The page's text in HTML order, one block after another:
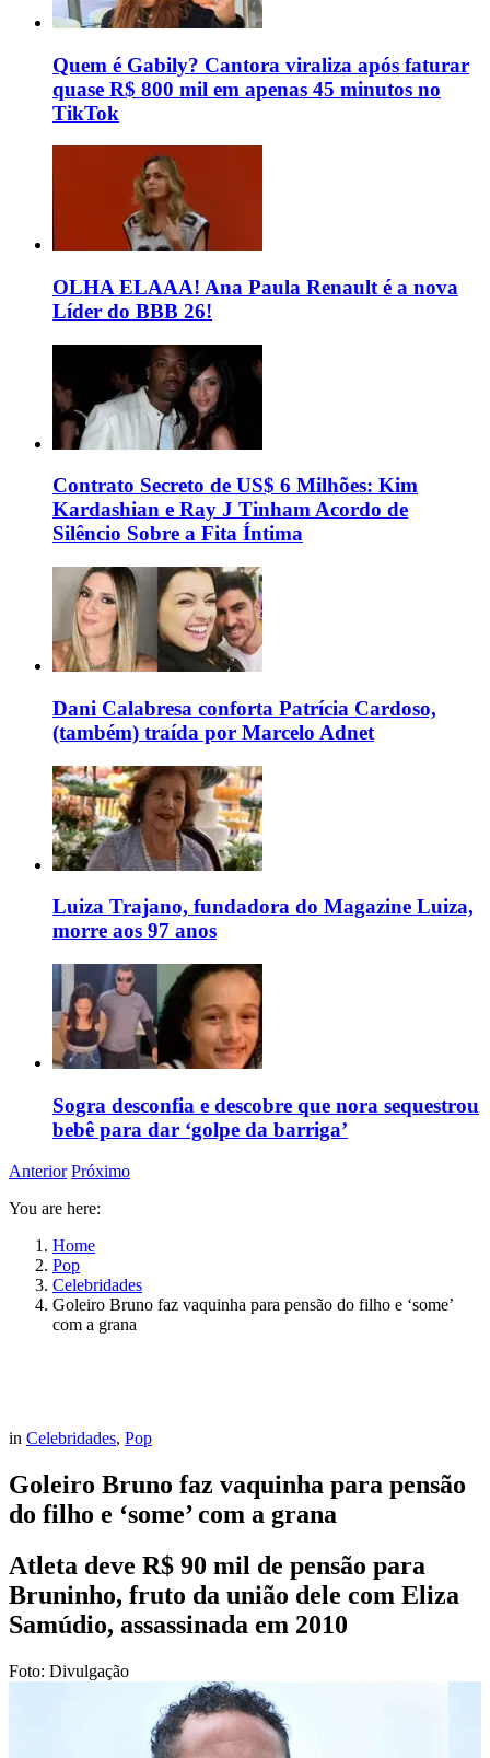
Quem é Gabily? Cantora viraliza após faturar
quase R$ 800 mil em apenas 45 minutos no
TikTok
OLHA ELAAA! Ana Paula Renault é a nova
Líder do BBB 26!
Contrato Secreto de US$ 6 Milhões: Kim
Kardashian e Ray J Tinham Acordo de
Silêncio Sobre a Fita Íntima
Dani Calabresa conforta Patrícia Cardoso,
(também) traída por Marcelo Adnet
Luiza Trajano, fundadora do Magazine Luiza,
morre aos 97 anos
Sogra desconfia e descobre que nora sequestrou
bebê para dar ‘golpe da barriga’
Anterior Próximo
You are here:
Home
Pop
Celebridades
Goleiro Bruno faz vaquinha para pensão do filho e ‘some’
com a grana
in Celebridades, Pop
Goleiro Bruno faz vaquinha para pensão
do filho e ‘some’ com a grana
Atleta deve R$ 90 mil de pensão para
Bruninho, fruto da união dele com Eliza
Samúdio, assassinada em 2010
Foto: Divulgação